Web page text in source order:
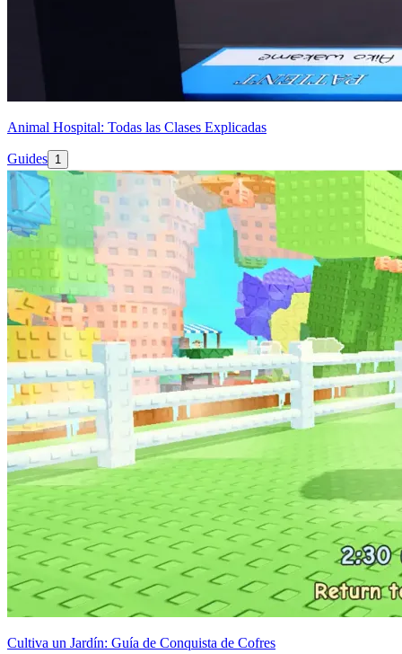
Animal Hospital: Todas las Clases Explicadas
Guides 1
Cultiva un Jardín: Guía de Conquista de Cofres